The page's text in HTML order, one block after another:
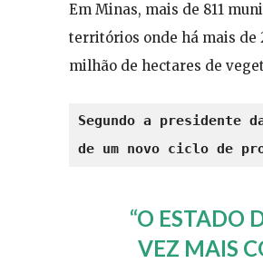
Em Minas, mais de 811
territórios onde há mais de
milhão de hectares de
Segundo a presidente
de um novo ciclo de
“O ESTADO
VEZ MAIS